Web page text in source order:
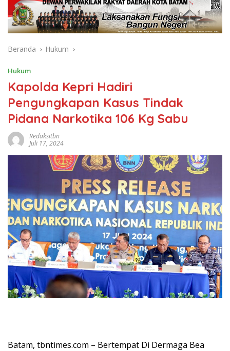
Beranda Hukum
Hukum
Kapolda Kepri Hadiri
Pengungkapan Kasus Tindak
Pidana Narkotika 106 Kg Sabu
Redaksitbn
Juli 17, 2024
Batam, tbntimes.com – Bertempat Di Dermaga Bea